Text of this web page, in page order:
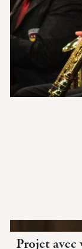
Projet avec